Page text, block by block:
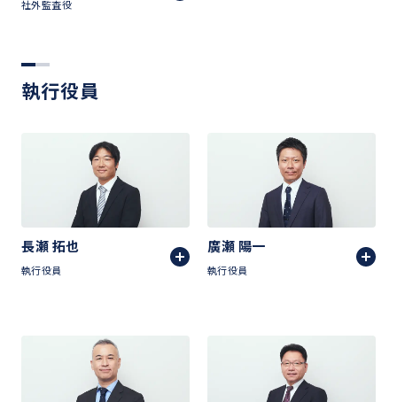
社外監査役
執行役員
長瀬 拓也
執行役員
廣瀬 陽一
執行役員